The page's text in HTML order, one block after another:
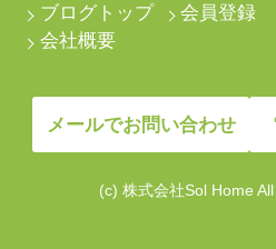
ブログトップ
会員登録
会社概要
メールでお問い合わせ
(c) 株式会社Sol Home